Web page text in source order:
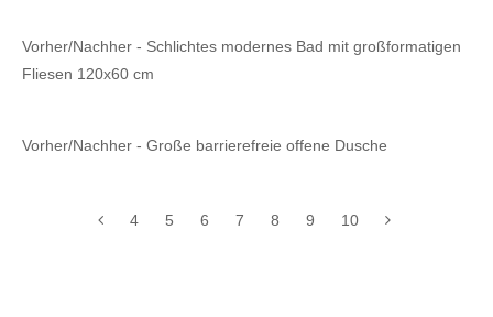
Vorher/Nachher - Schlichtes modernes Bad mit großformatigen
Fliesen 120x60 cm
Vorher/Nachher - Große barrierefreie offene Dusche
4 5 6 7 8 9 10